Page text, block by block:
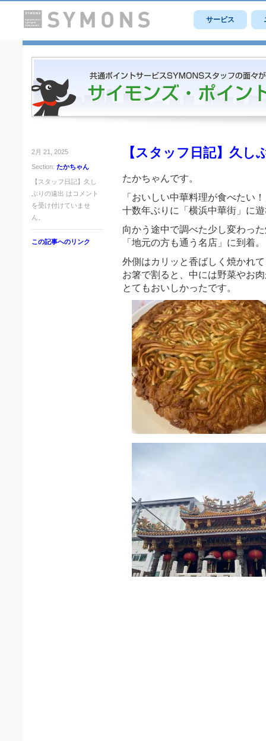
サービス
2月 21, 2025
Section: たかちゃん
【スタッフ日記】久し
ぶりの遠出 は コメント
を受け付けていませ
ん。
この記事へのリンク
【スタッフ日記】久し
たかちゃんです。
「おいしい中華料理が食べたい
十数年ぶりに「横浜中華街」に
向かう途中で調べた少し変わっ
「地元の方も通う名店」に到着。
外側はカリッと香ばしく焼かれ
お箸で割ると、中には野菜やお
とてもおいしかったです。